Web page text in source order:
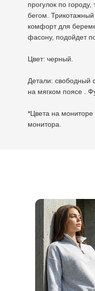
прогулок по
бегом.
комфорт для
фасону, подойдет
Цвет: черный.
Детали: свободный
на мягком поясе .
*Цвета на мониторе
монитора.